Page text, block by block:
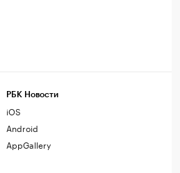
РБК Новости
iOS
Android
AppGallery